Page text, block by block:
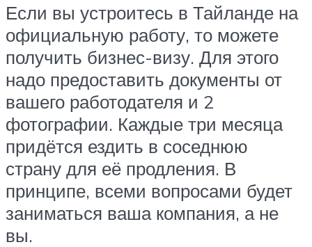
Если вы устроитесь в Тайланде на
официальную работу, то можете
получить бизнес-визу. Для этого
надо предоставить документы от
вашего работодателя и 2
фотографии. Каждые три месяца
придётся ездить в соседнюю
страну для её продления. В
принципе, всеми вопросами будет
заниматься ваша компания, а не
вы.